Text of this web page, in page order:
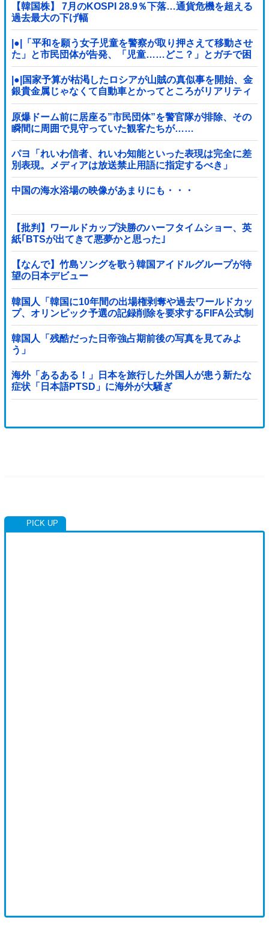
【韓国株】 7月のKOSPI 28.9％下落…通貨危機を超える
過去最大の下げ幅
|●|「平和を願う女子児童を警察が取り押さえて移動させ
た」と市民団体が告発、「児童……どこ？」とガチで困
惑する人が続出
|●|国家予算が枯渇したロシアが山賊の真似事を開始、金
銀貴金属じゃなくて自動車とかってところがリアリティ
ありすぎる……
原爆ドーム前に居座る”市民団体”を警官隊が排除、その
瞬間に周囲で見守っていた観客たちが……
パヨ「れいわ信者、れいわ知能といった表現は完全に差
別表現。メディアは放送禁止用語に指定するべき」
中国の海水浴場の映像があまりにも・・・
【批判】ワールドカップ決勝のハーフタイムショー、英
紙｢BTSが出てきて悪夢かと思った｣
【なんで】竹島ソングを歌う韓国アイドルグループが待
望の日本デビュー
韓国人「韓国に10年間の出場権剥奪や過去ワールドカッ
プ、オリンピック予選の記録削除を要求するFIFA公式制
裁を海外メディアが報道！」
韓国人「残酷だった日帝強占期前後の写真を見てみよ
う」
海外「あるある！」日本を旅行した外国人が患う新たな
症状「日本語PTSD」に海外が大騒ぎ